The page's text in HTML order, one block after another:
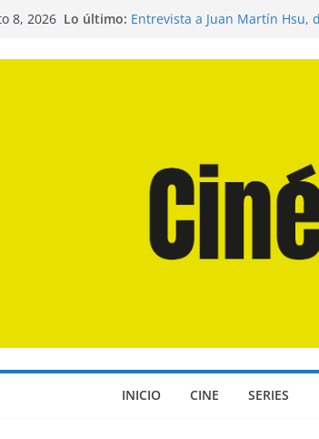
8, 2026 Lo último: Entrevista a Juan Martín Hsu,
INICIO CINE SERIES